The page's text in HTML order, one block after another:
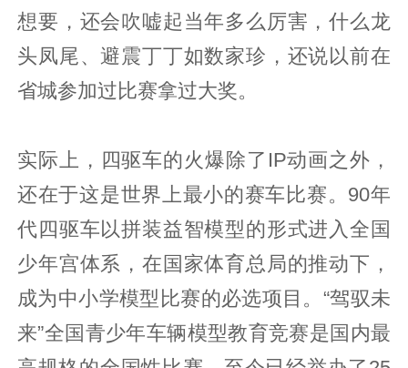
想要，还会吹嘘起当年多么厉害，什么龙
头凤尾、避震丁丁如数家珍，还说以前在
省城参加过比赛拿过大奖。
实际上，四驱车的火爆除了IP动画之外，
还在于这是世界上最小的赛车比赛。90年
代四驱车以拼装益智模型的形式进入全国
少年宫体系，在国家体育总局的推动下，
成为中小学模型比赛的必选项目。“驾驭未
来”全国青少年车辆模型教育竞赛是国内最